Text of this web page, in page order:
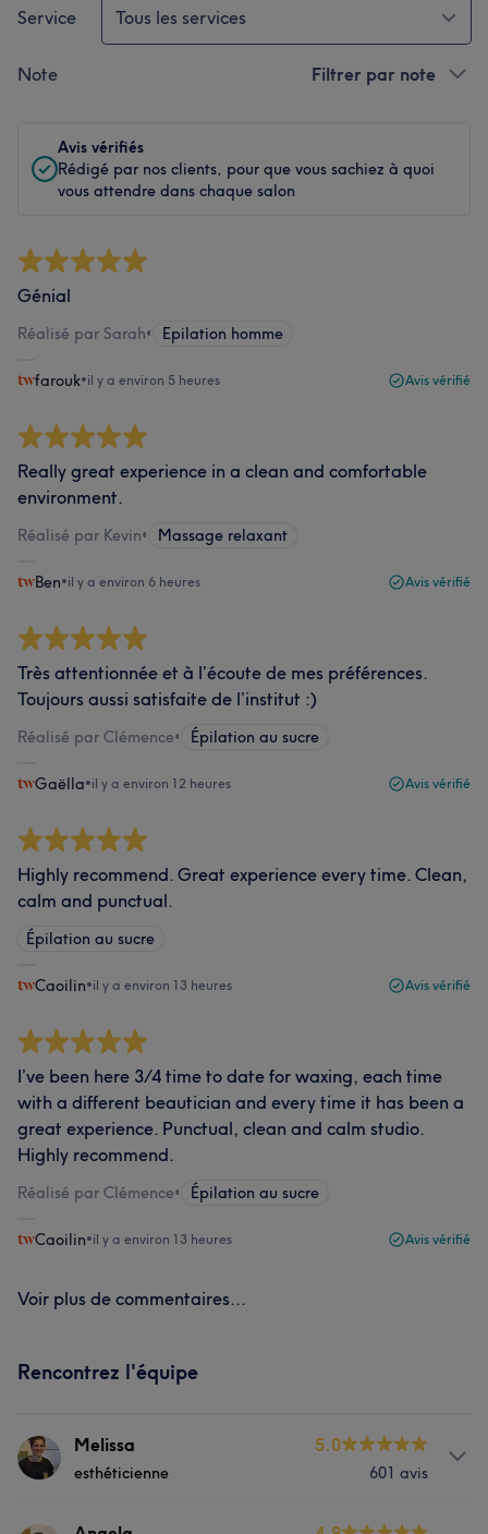
Service Tous les services
Note Filtrer par note
Avis vérifiés
Rédigé par nos clients, pour que vous sachiez à quoi
vous attendre dans chaque salon
Génial
Réalisé par Sarah• Epilation homme
farouk•il y a environ 5 heures Avis vérifié
Really great experience in a clean and comfortable
environment.
Réalisé par Kevin• Massage relaxant
Ben•il y a environ 6 heures Avis vérifié
Très attentionnée et à l’écoute de mes préférences.
Toujours aussi satisfaite de l’institut :)
Réalisé par Clémence• Épilation au sucre
Gaëlla•il y a environ 12 heures Avis vérifié
Highly recommend. Great experience every time. Clean,
calm and punctual.
Épilation au sucre
Caoilin•il y a environ 13 heures Avis vérifié
I’ve been here 3/4 time to date for waxing, each time
with a different beautician and every time it has been a
great experience. Punctual, clean and calm studio.
Highly recommend.
Réalisé par Clémence• Épilation au sucre
Caoilin•il y a environ 13 heures Avis vérifié
Voir plus de commentaires...
Rencontrez l'équipe
Melissa
esthéticienne
5.0
601 avis